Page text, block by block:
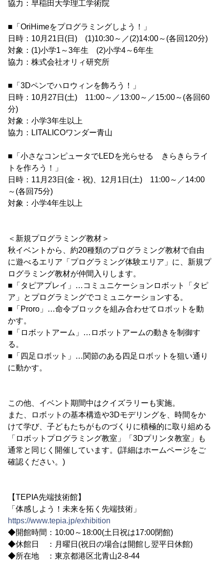
協力：早稲田大学理工学術院
■「OriHimeをプログラミングしよう！」
日時：10月21日(日) (1)10:30～／(2)14:00～(各回120分)
対象：(1)小学1～3年生 (2)小学4～6年生
協力：株式会社オリィ研究所
■「3Dペンでハロウィンを飾ろう！」
日時：10月27日(土) 11:00～／13:00～／15:00～(各回60
分)
対象：小学3年生以上
協力：LITALICOワンダー青山
■「小さなコンピュータでLEDを光らせる きらきらライ
トを作ろう！」
日時：11月23日(金・祝)、12月1日(土) 11:00～／14:00
～(各回75分)
対象：小学4年生以上
＜新規プログラミング教材＞
秋イベントから、約20種類のプログラミング教材で自由
に遊べるエリア「プログラミング体験エリア」に、新規プ
ログラミング教材が仲間入りします。
■「タピアプレイ」…コミュニケーションロボット「タピ
ア」とプログラミングでコミュニケーションする。
■「Proro」…命令ブロックを組み合わせてロボットを動
かす。
■「ロボットアーム」…ロボットアームの動きを制御す
る。
■「四足ロボット」…関節のある四足ロボットを狙い通り
に動かす。
この他、イベント期間中はクイズラリーも実施。
また、ロボットの基本構造や3Dモデリングを、時間をか
けて学び、子どもたちがものづくりに積極的に取り組める
「ロボットプログラミング教室」「3Dプリンタ教室」も
通常と同じく開催しています。(詳細はホームページをご
確認ください。)
【TEPIA先端技術館】
「体感しよう！未来を拓く先端技術」
https://www.tepia.jp/exhibition
◆開館時間：10:00～18:00(土日祝は17:00閉館)
◆休館日 ：月曜日(祝日の場合は開館し翌平日休館)
◆所在地 ：東京都港区北青山2-8-44